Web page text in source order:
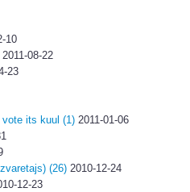
10
2011-08-22
23
its kuul (1) 2011-01-06
(26) 2010-12-24
12-23